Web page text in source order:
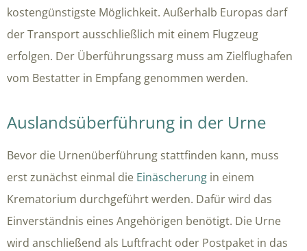
kostengünstigste Möglichkeit. Außerhalb Europas darf
der Transport ausschließlich mit einem Flugzeug
erfolgen. Der Überführungssarg muss am Zielflughafen
vom Bestatter in Empfang genommen werden.
Auslandsüberführung in der Urne
Bevor die Urnenüberführung stattfinden kann, muss
erst zunächst einmal die Einäscherung in einem
Krematorium durchgeführt werden. Dafür wird das
Einverständnis eines Angehörigen benötigt. Die Urne
wird anschließend als Luftfracht oder Postpaket in das